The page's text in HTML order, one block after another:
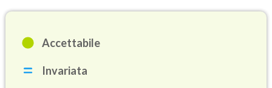
Accettabile
Invariata